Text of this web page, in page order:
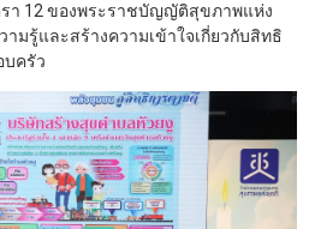
า 12 ของพระราชบัญญัติสุขภาพแห่ง
ามรู้และสร้างความเข้าใจเกี่ยวกับสิทธิ
บครัว